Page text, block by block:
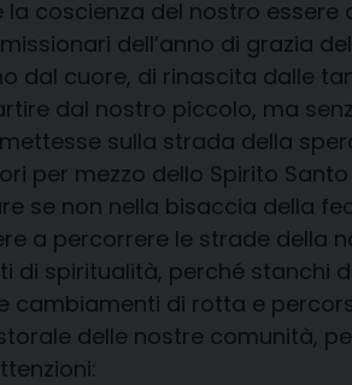
la coscienza del nostro
dell’anno di grazia
cuore, di rinascita dalle
dal nostro piccolo, ma
sulla strada della
per mezzo dello Spirito
se non nella bisaccia della
a percorrere le strade della
spiritualità, perché stanchi
cambiamenti di rotta e
delle nostre comunità,